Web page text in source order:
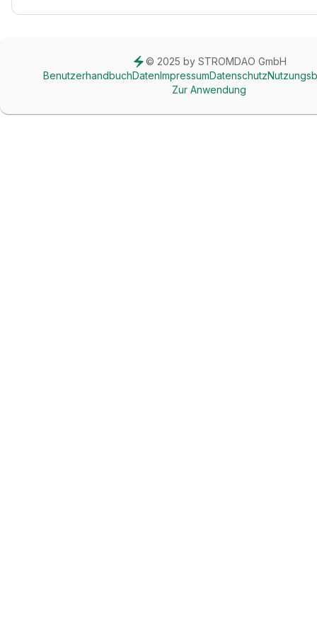
© 2025 by STROMDAO GmbH
BenutzerhandbuchDatenImpressumDatenschutz
Zur Anwendung